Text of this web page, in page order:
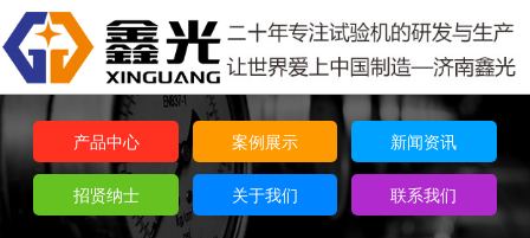
产品中心 案例展示 新闻资讯
招贤纳士 关于我们 联系我们